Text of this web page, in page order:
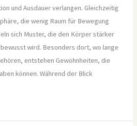
und Ausdauer verlangen. Gleichzeitig
die wenig Raum für Bewegung
sich Muster, die den Körper stärker
wird. Besonders dort, wo lange
entstehen Gewohnheiten, die
können. Während der Blick